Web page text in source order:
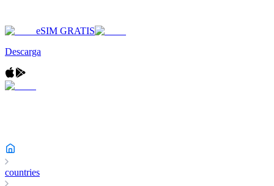
eSIM GRATIS
Descarga
countries